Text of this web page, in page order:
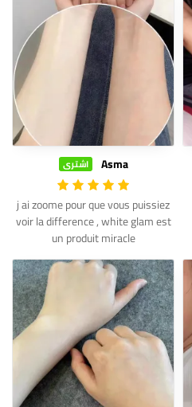
Asma اشترى
j ai zoome pour que vous puissiez
voir la difference , white glam est
un produit miracle